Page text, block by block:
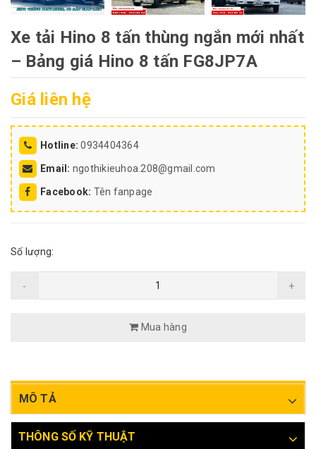
Xe tải Hino 8 tấn thùng ngắn mới nhất
– Bảng giá Hino 8 tấn FG8JP7A
Giá liên hệ
Hotline: 0934404364
Email: ngothikieuhoa.208@gmail.com
Facebook: Tên fanpage
Số lượng:
- +
Mua hàng
MÔ TẢ
THÔNG SỐ KỸ THUẬT